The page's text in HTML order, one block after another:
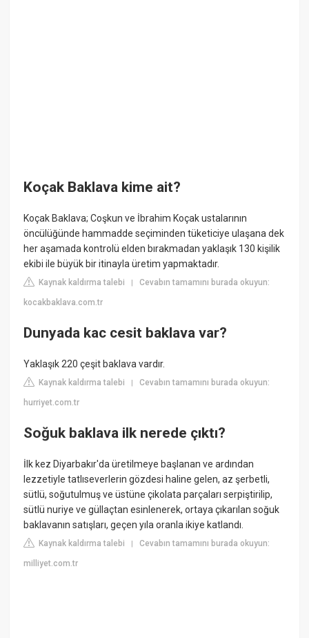
Koçak Baklava kime ait?
Koçak Baklava; Coşkun ve İbrahim Koçak ustalarının
öncülüğünde hammadde seçiminden tüketiciye ulaşana dek
her aşamada kontrolü elden bırakmadan yaklaşık 130 kişilik
ekibi ile büyük bir itinayla üretim yapmaktadır.
Kaynak kaldırma talebi |Cevabın tamamını burada okuyun:
kocakbaklava.com.tr
Dunyada kac cesit baklava var?
Yaklaşık 220 çeşit baklava vardır.
Kaynak kaldırma talebi |Cevabın tamamını burada okuyun:
hurriyet.com.tr
Soğuk baklava ilk nerede çıktı?
İlk kez Diyarbakır'da üretilmeye başlanan ve ardından
lezzetiyle tatlıseverlerin gözdesi haline gelen, az şerbetli,
sütlü, soğutulmuş ve üstüne çikolata parçaları serpiştirilip,
sütlü nuriye ve güllaçtan esinlenerek, ortaya çıkarılan soğuk
baklavanın satışları, geçen yıla oranla ikiye katlandı.
Kaynak kaldırma talebi |Cevabın tamamını burada okuyun:
milliyet.com.tr